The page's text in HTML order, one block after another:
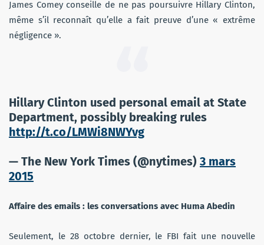
James Comey conseille de ne pas poursuivre Hillary Clinton,
même s’il reconnaît qu’elle a fait preuve d’une « extrême
négligence ».
Hillary Clinton used personal email at State
Department, possibly breaking rules
http://t.co/LMWi8NWYvg
— The New York Times (@nytimes) 3 mars
2015
Affaire des emails : les conversations avec Huma Abedin
Seulement, le 28 octobre dernier, le FBI fait une nouvelle